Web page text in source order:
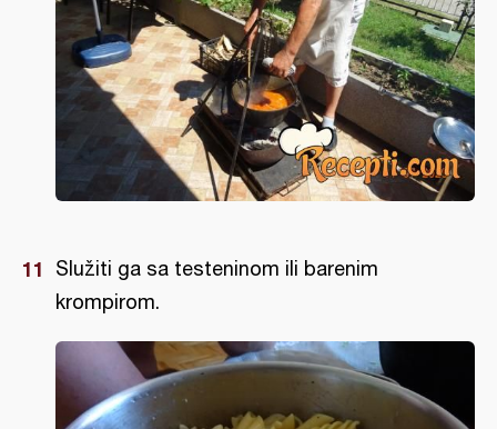
Služiti ga sa testeninom ili barenim
krompirom.